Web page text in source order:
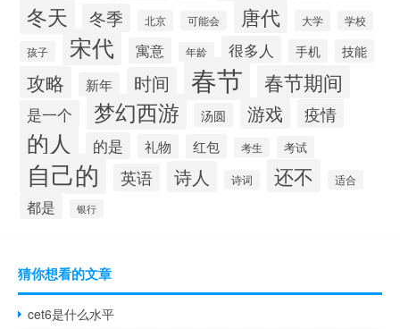
冬天 冬季 北京 可能会 唐代 大学 学校
孩子 宋代 寓意 年龄 很多人 手机 技能
攻略 新年 时间 春节 春节期间
是一个 梦幻西游 汤圆 游戏 疫情
的人 的是 礼物 红包 考生 考试
自己的 英语 诗人 诗词 还不 适合
都是 银行
猜你想看的文章
cet6是什么水平